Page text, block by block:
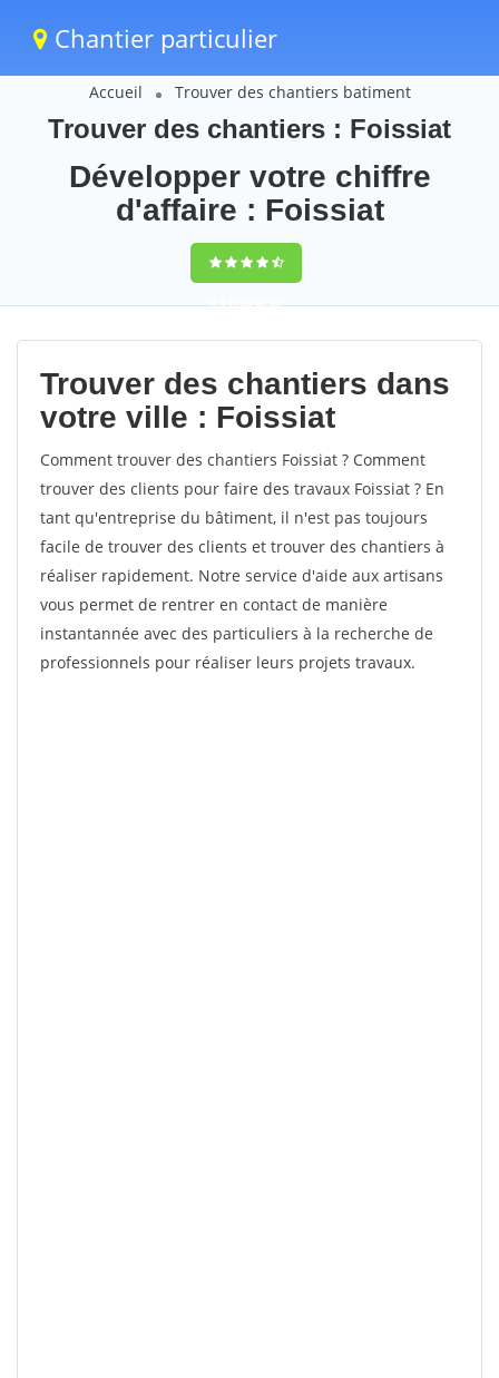
Chantier particulier
Accueil Trouver des chantiers batiment
Trouver des chantiers : Foissiat
Développer votre chiffre
d'affaire : Foissiat
9,5(100%)62
votes
Trouver des chantiers dans
votre ville : Foissiat
Comment trouver des chantiers Foissiat ? Comment
trouver des clients pour faire des travaux Foissiat ? En
tant qu'entreprise du bâtiment, il n'est pas toujours
facile de trouver des clients et trouver des chantiers à
réaliser rapidement. Notre service d'aide aux artisans
vous permet de rentrer en contact de manière
instantannée avec des particuliers à la recherche de
professionnels pour réaliser leurs projets travaux.